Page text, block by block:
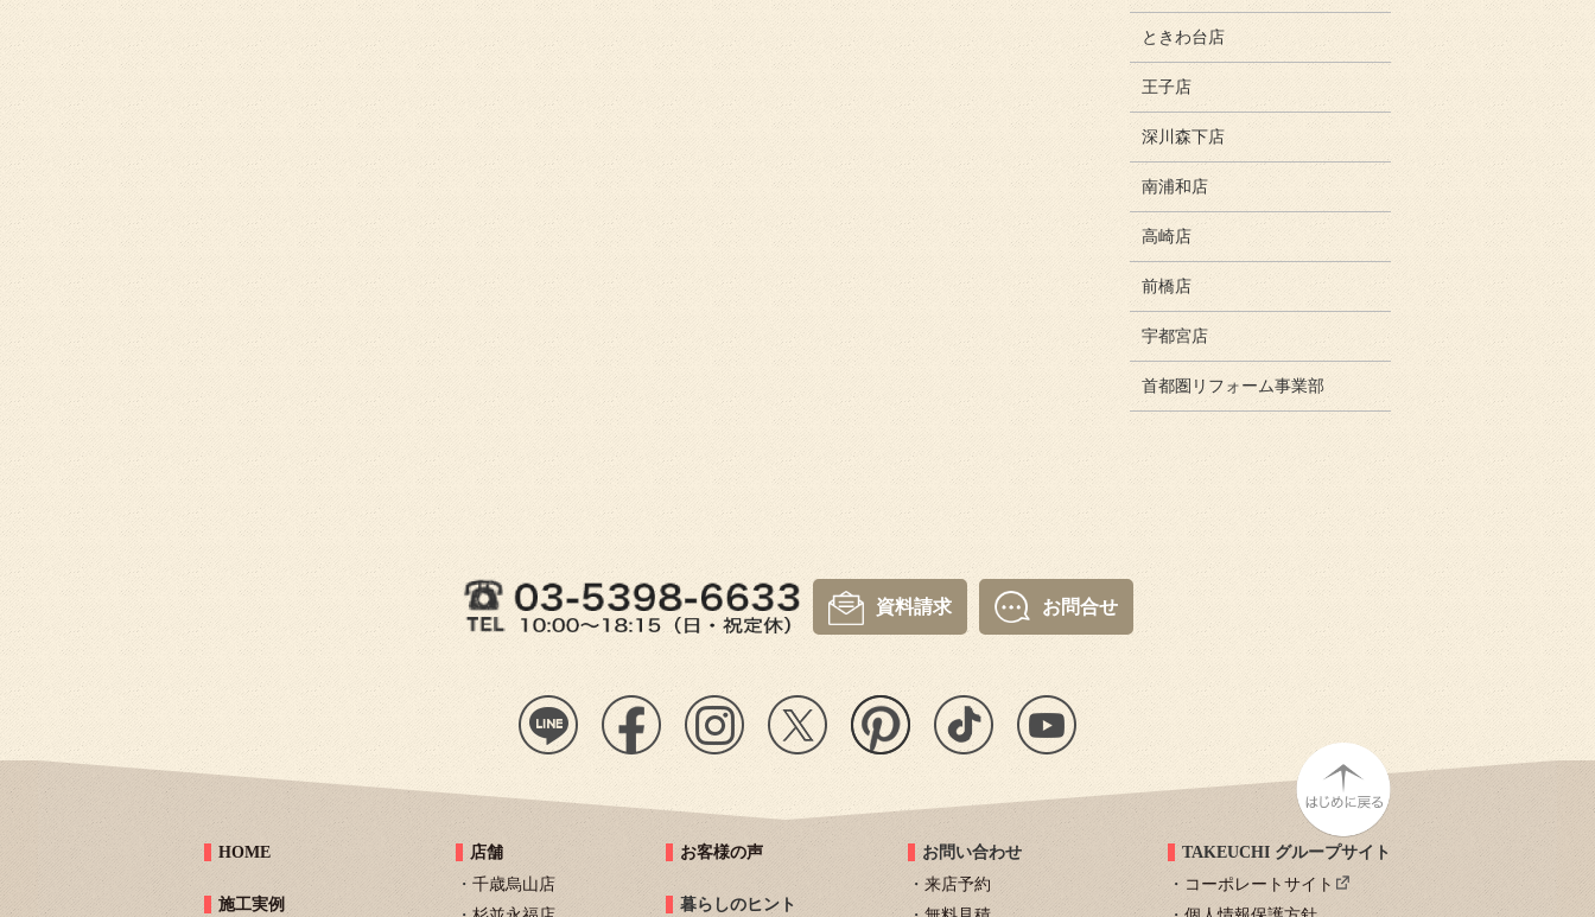
ときわ台店
王子店
深川森下店
南浦和店
高崎店
前橋店
宇都宮店
首都圏リフォーム事業部
資料請求 お問合せ
HOME
施工実例
店舗
千歳烏山店
お客様の声
暮らしのヒント
お問い合わせ
来店予約
TAKEUCHI グループサイト
コーポレートサイト